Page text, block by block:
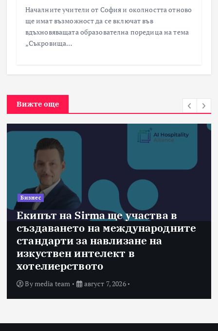
Началните учители от София и околността отново
ще имат възможност да се включат във
вдъхновяващата образователна поредица на тема
„Съкровища…
Вижте още
Бизнес
Екипът на Sirma ще участва в
създаването на международните
стандарти за навлизане на
изкуствен интелект в
хотелиерството
Bymedia team август 7, 2026